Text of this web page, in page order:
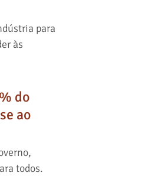
para
às
do
ao
todos.